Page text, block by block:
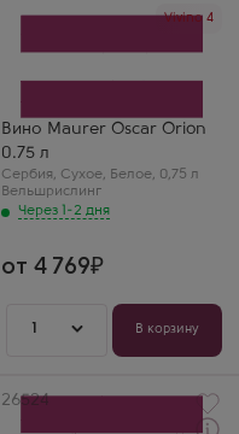
Vivino 4
Вино Maurer Oscar Orion
0.75 л
Сербия, Сухое, Белое, 0,75 л
Вельшрислинг
Через 1-2 дня
Производитель
Страна
Сербия
от 4 769
1 В корзину
Артикул
26524